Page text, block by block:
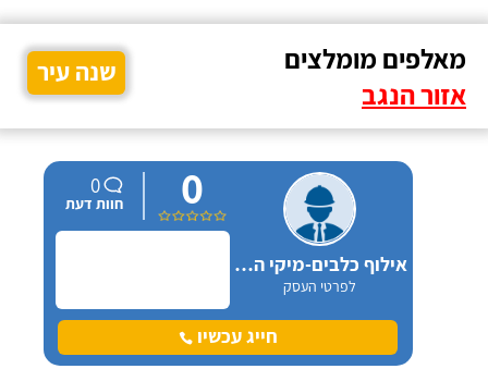
מאלפים מומלצים
אזור הנגב
שנה עיר
אילוף כלבים-מיקי הורוביץ-אילת
לפרטי העסק
0
0
חוות דעת
חייג עכשיו